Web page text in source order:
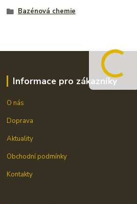
Bazénová chemie
Informace pro zákazníky
O nás
Doprava
Aktuality
Obchodní podmínky
Kontakty